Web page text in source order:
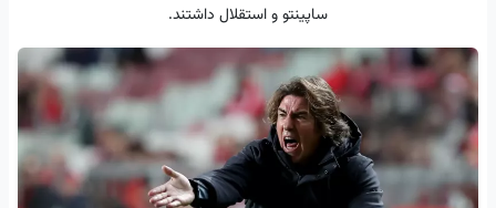
ساپینتو و استقلال داشتند.